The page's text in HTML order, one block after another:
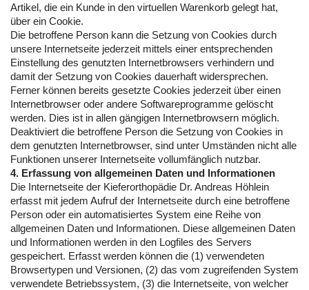
Artikel, die ein Kunde in den virtuellen Warenkorb gelegt hat,
über ein Cookie.
Die betroffene Person kann die Setzung von Cookies durch
unsere Internetseite jederzeit mittels einer entsprechenden
Einstellung des genutzten Internetbrowsers verhindern und
damit der Setzung von Cookies dauerhaft widersprechen.
Ferner können bereits gesetzte Cookies jederzeit über einen
Internetbrowser oder andere Softwareprogramme gelöscht
werden. Dies ist in allen gängigen Internetbrowsern möglich.
Deaktiviert die betroffene Person die Setzung von Cookies in
dem genutzten Internetbrowser, sind unter Umständen nicht alle
Funktionen unserer Internetseite vollumfänglich nutzbar.
4. Erfassung von allgemeinen Daten und Informationen
Die Internetseite der Kieferorthopädie Dr. Andreas Höhlein
erfasst mit jedem Aufruf der Internetseite durch eine betroffene
Person oder ein automatisiertes System eine Reihe von
allgemeinen Daten und Informationen. Diese allgemeinen Daten
und Informationen werden in den Logfiles des Servers
gespeichert. Erfasst werden können die (1) verwendeten
Browsertypen und Versionen, (2) das vom zugreifenden System
verwendete Betriebssystem, (3) die Internetseite, von welcher